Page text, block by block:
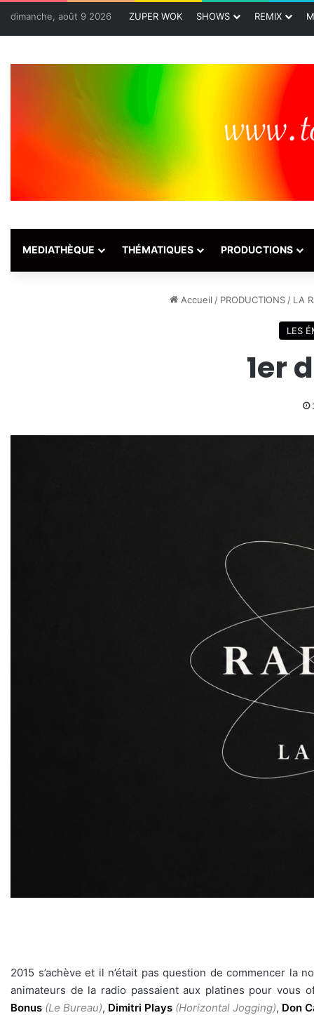
dimanche, août 9 2026 ZUPER WOK SHOWS REMIX
MEDIATHÈQUE THÉMATIQUES PRODUCTIONS
Accueil / PRODUCTIONS / LA
LES
1er
2015 s’achève et il n’était pas question de commencer la
animateurs de la radio passaient aux platines pour
Bonus (Le Bureau), Dimitri Plays (Horizontal Jogging), Don